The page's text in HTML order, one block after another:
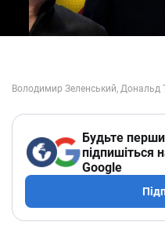
Будьте
підпишіться
Google